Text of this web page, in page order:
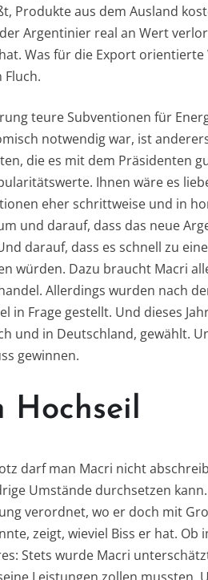
Produkte aus dem Ausland
Argentinier real an Wert
Was für die Export
teure Subventionen für
notwendig war, ist
die es mit dem Präsidenten
Ihnen wäre es
eher schrittweise und in
und darauf, dass das neue
darauf, dass es schnell zu
würden. Dazu braucht Macri
Allerdings wurden nach
in Frage gestellt. Und dieses
und in Deutschland, gewählt.
gewinnen.
Hochseil
darf man Macri nicht
Umstände durchsetzen
verordnet, wo er doch mit
zeigt, wieviel Biss er hat. Ob
Stets wurde Macri